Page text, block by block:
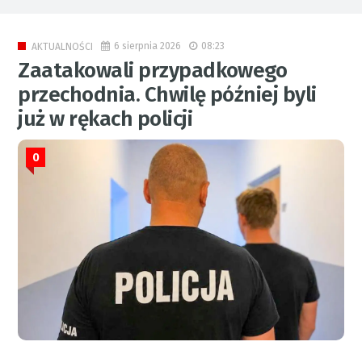
AKTUALNOŚCI 6 sierpnia 2026 08:23
Zaatakowali przypadkowego
przechodnia. Chwilę później byli
już w rękach policji
0